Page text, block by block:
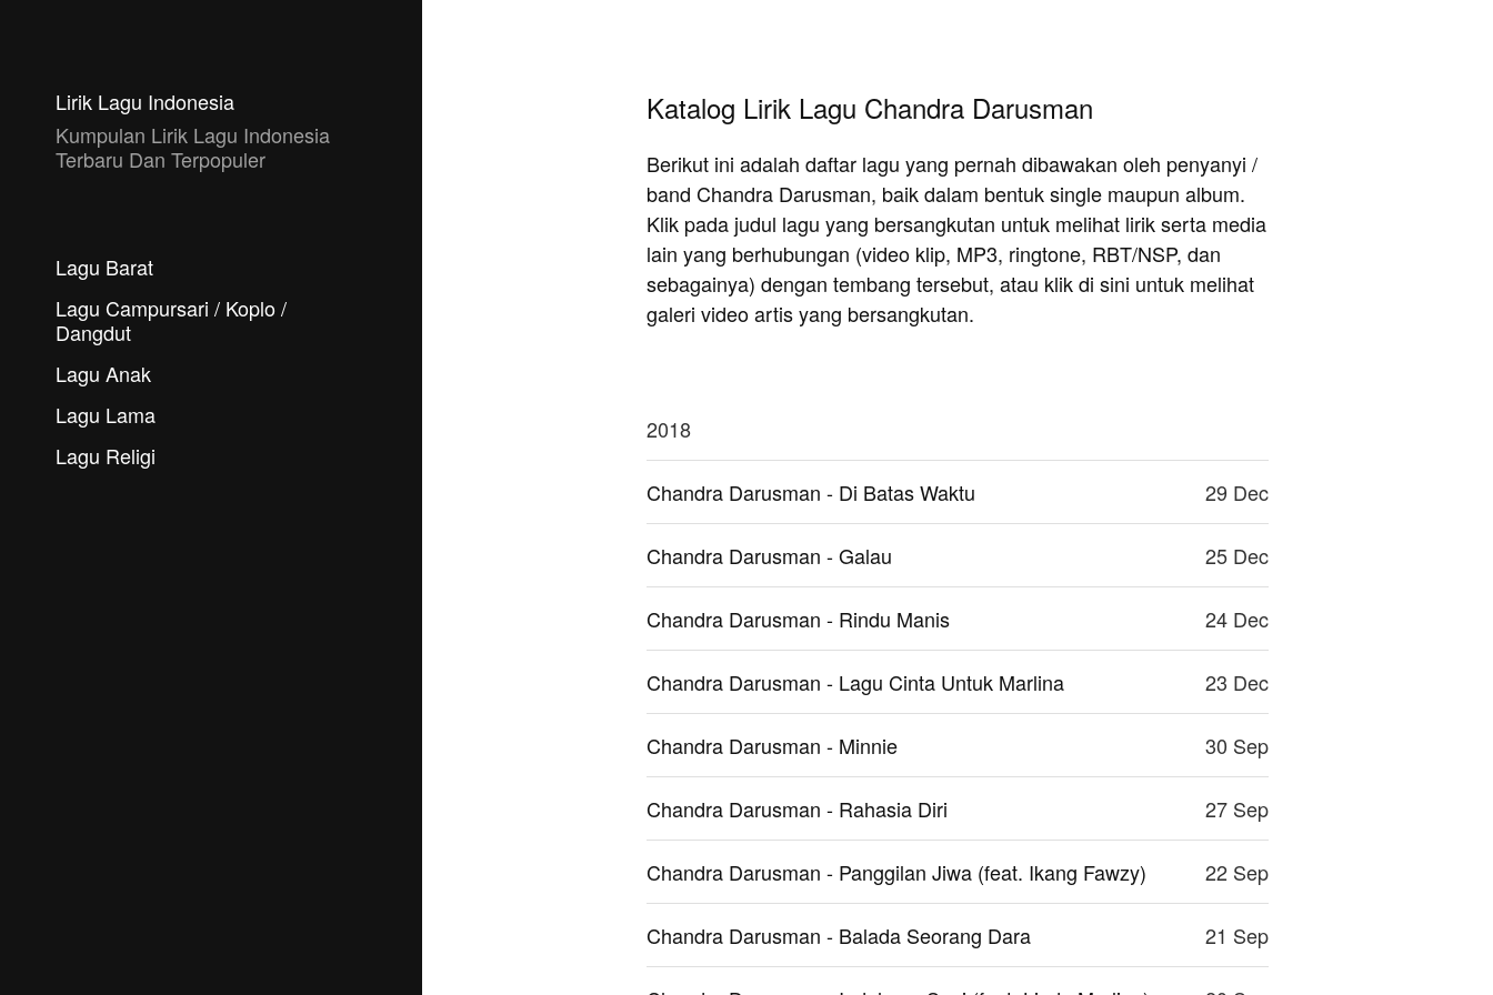
Lirik Lagu Indonesia
Kumpulan Lirik Lagu Indonesia
Terbaru Dan Terpopuler
Lagu Barat
Lagu Campursari / Koplo /
Dangdut
Lagu Anak
Lagu Lama
Lagu Religi
Katalog Lirik Lagu Chandra Darusman
Berikut ini adalah daftar lagu yang pernah dibawakan oleh penyanyi /
band Chandra Darusman, baik dalam bentuk single maupun album.
Klik pada judul lagu yang bersangkutan untuk melihat lirik serta media
lain yang berhubungan (video klip, MP3, ringtone, RBT/NSP, dan
sebagainya) dengan tembang tersebut, atau klik di sini untuk melihat
galeri video artis yang bersangkutan.
2018
Chandra Darusman - Di Batas Waktu 29 Dec
Chandra Darusman - Galau 25 Dec
Chandra Darusman - Rindu Manis 24 Dec
Chandra Darusman - Lagu Cinta Untuk Marlina 23 Dec
Chandra Darusman - Minnie 30 Sep
Chandra Darusman - Rahasia Diri 27 Sep
Chandra Darusman - Panggilan Jiwa (feat. Ikang Fawzy) 22 Sep
Chandra Darusman - Balada Seorang Dara 21 Sep